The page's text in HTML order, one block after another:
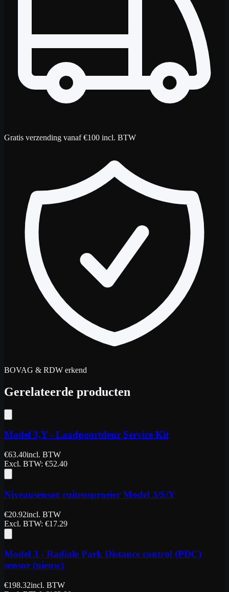
Gratis verzending vanaf €100 incl. BTW
BOVAG & RDW erkend
Gerelateerde producten
Model 3,Y - Laadpoortdeur Service Kit
€63.40incl. BTW
Excl. BTW: €52.40
Niveausensor ruitensproeier Model 3/S/Y
€20.92incl. BTW
Excl. BTW: €17.29
Model 3 - Radiale Park Distance control (PDC)
sensor (nieuw)
€198.32incl. BTW